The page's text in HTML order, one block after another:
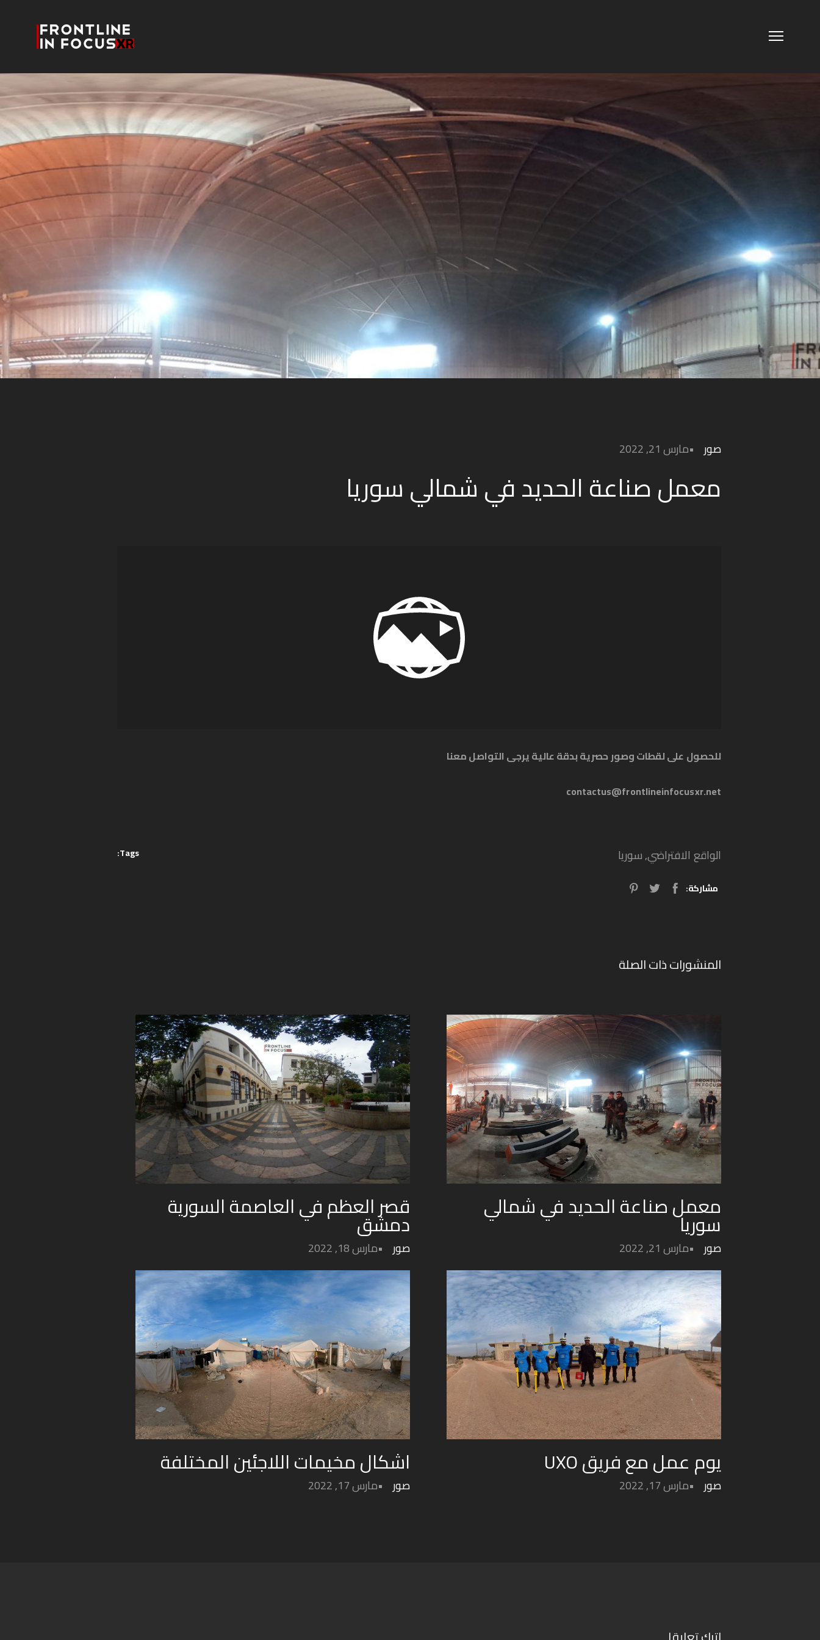
صور مارس 21, 2022
معمل صناعة الحديد في شمالي سوريا
للحصول على لقطات وصور حصرية بدقة عالية يرجى التواصل معنا
contactus@frontlineinfocusxr.net
Tags: الواقع الافتراضي,سوريا
مشاركة:
المنشورات ذات الصلة
معمل صناعة الحديد في شمالي
سوريا
صور مارس 21, 2022
قصر العظم في العاصمة السورية
دمشق
صور مارس 18, 2022
يوم عمل مع فريق UXO
صور مارس 17, 2022
اشكال مخيمات اللاجئين المختلفة
صور مارس 17, 2022